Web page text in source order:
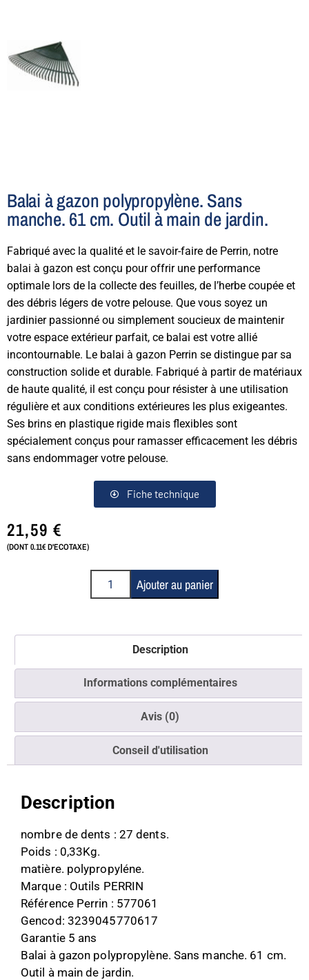
Balai à gazon polypropylène. Sans
manche. 61 cm. Outil à main de jardin.
Fabriqué avec la qualité et le savoir-faire de Perrin, notre
balai à gazon est conçu pour offrir une performance
optimale lors de la collecte des feuilles, de l’herbe coupée et
des débris légers de votre pelouse. Que vous soyez un
jardinier passionné ou simplement soucieux de maintenir
votre espace extérieur parfait, ce balai est votre allié
incontournable. Le balai à gazon Perrin se distingue par sa
construction solide et durable. Fabriqué à partir de matériaux
de haute qualité, il est conçu pour résister à une utilisation
régulière et aux conditions extérieures les plus exigeantes.
Ses brins en plastique rigide mais flexibles sont
spécialement conçus pour ramasser efficacement les débris
sans endommager votre pelouse.
Fiche technique
21,59€
(DONT 0.11€ D'ECOTAXE)
Ajouter au panier
Description
Informations complémentaires
Avis (0)
Conseil d'utilisation
Description
nombre de dents : 27 dents.
Poids : 0,33Kg.
matière. polypropyléne.
Marque : Outils PERRIN
Référence Perrin : 577061
Gencod: 3239045770617
Garantie 5 ans
Balai à gazon polypropylène. Sans manche. 61 cm.
Outil à main de jardin.